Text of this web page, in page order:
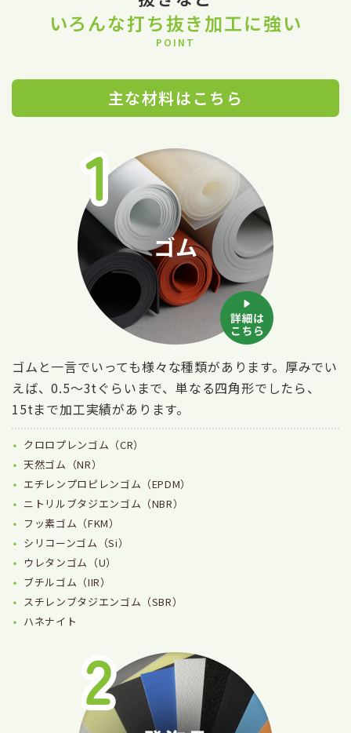
いろんな打ち抜き加工に強い
POINT
主な材料はこちら
ゴムと一言でいっても様々な種類があります。厚みでい
えば、0.5～3tぐらいまで、単なる四角形でしたら、
15tまで加工実績があります。
クロロプレンゴム（CR）
天然ゴム（NR）
エチレンプロピレンゴム（EPDM）
ニトリルブタジエンゴム（NBR）
フッ素ゴム（FKM）
シリコーンゴム（Si）
ウレタンゴム（U）
ブチルゴム（IIR）
スチレンブタジエンゴム（SBR）
ハネナイト